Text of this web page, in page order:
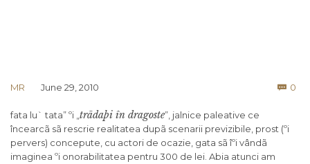
MR June 29, 2010  0
fata lu` tata” ºi „ trãdaþi în dragoste”, jalnice paleative ce
încearcã sã rescrie realitatea dupã scenarii previzibile, prost (ºi
pervers) concepute, cu actori de ocazie, gata sã îºi vândã
imaginea ºi onorabilitatea pentru 300 de lei. Abia atunci am